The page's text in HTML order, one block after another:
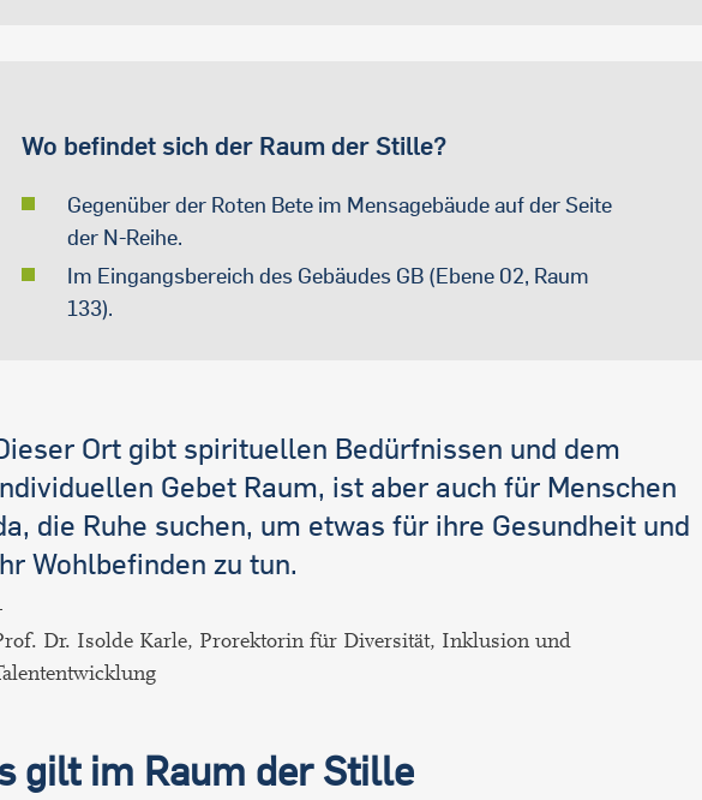
Wo befindet sich der Raum der Stille?
Gegenüber der Roten Bete im Mensagebäude auf der Seite
der N-Reihe.
Im Eingangsbereich des Gebäudes GB (Ebene 02, Raum
133).
Ort gibt spirituellen Bedürfnissen und dem
Gebet Raum, ist aber auch für Menschen
die Ruhe suchen, um etwas für ihre Gesundheit und
Wohlbefinden zu tun.
Dr. Isolde Karle, Prorektorin für Diversität, Inklusion und
gilt im Raum der Stille